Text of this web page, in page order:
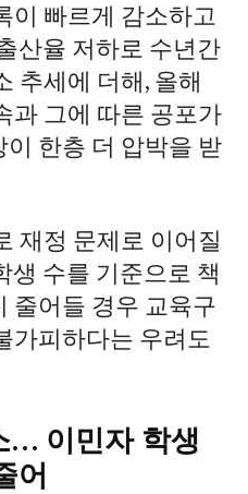
이 빠르게 감소하고
산율 저하로 수년간
추세에 더해, 올해
과 그에 따른 공포가
한층 더 압박을 받
재정 문제로 이어질
생 수를 기준으로 책
줄어들 경우 교육구
가피하다는 우려도
… 이민자 학생
어